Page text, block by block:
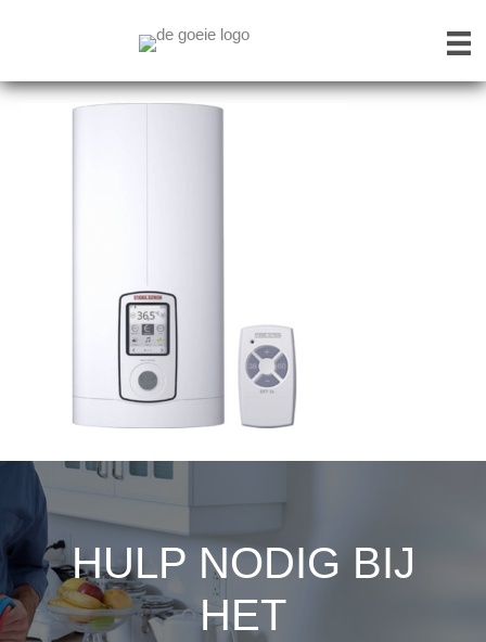
HULP NODIG BIJ
HET